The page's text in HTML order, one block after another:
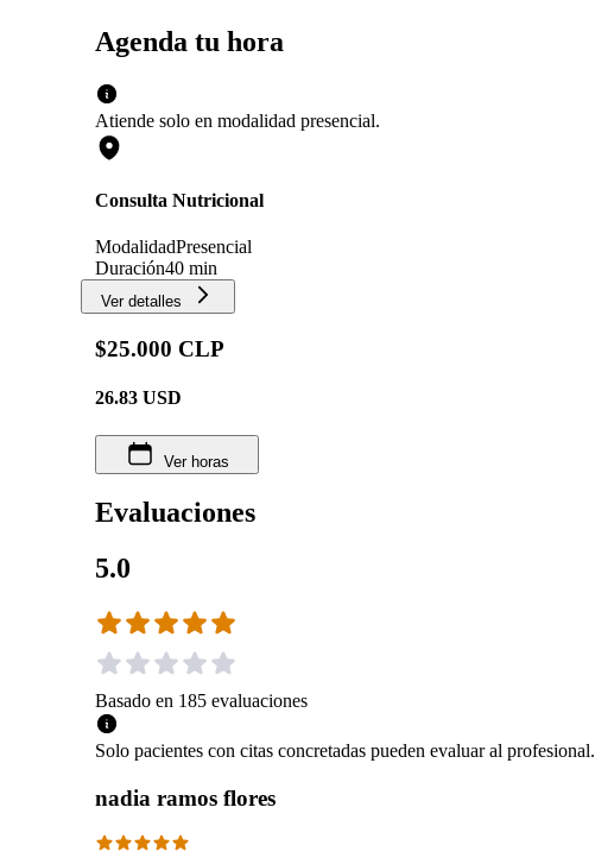
Agenda tu hora
Atiende solo en modalidad presencial.
Consulta Nutricional
ModalidadPresencial
Duración40 min
Ver detalles
$25.000 CLP
26.83 USD
Ver horas
Evaluaciones
5.0
Basado en 185 evaluaciones
Solo pacientes con citas concretadas pueden evaluar al profesional.
nadia ramos flores